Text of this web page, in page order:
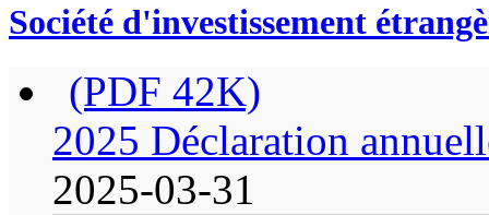
Société d'investissement
(PDF 42K)
2025 Déclaration
2025-03-31